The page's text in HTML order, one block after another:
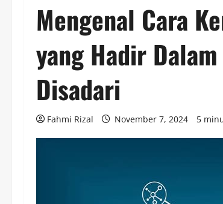
Mengenal Cara
yang Hadir
Disadari
Fahmi Rizal November 7, 2024 5